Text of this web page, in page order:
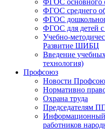
ФГОС основного
ФГОС среднего
ФГОС
ФГОС для детей
Учебно-
Развитие ШИБЦ
Введение
технология)
Профсоюз
Новости
Нормативно
Охрана труда
Председателям
работников